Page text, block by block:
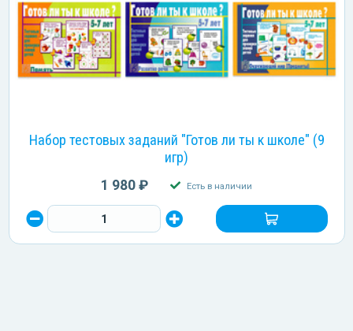
Набор тестовых заданий "Готов ли ты к школе" (9
игр)
1 980 ₽ Есть в наличии